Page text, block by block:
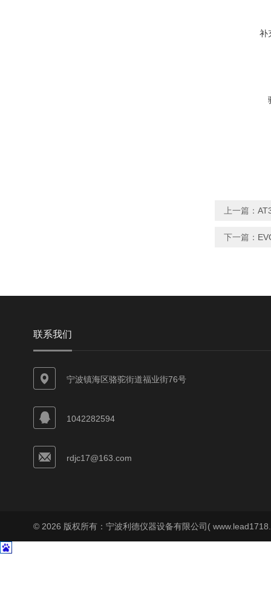
补
上一篇：
下一篇：
联系我们
宁波镇海区骆驼街道福业街76号
1042282594
rdjc17@163.com
© 2026 版权所有：宁波利德仪器设备有限公司(